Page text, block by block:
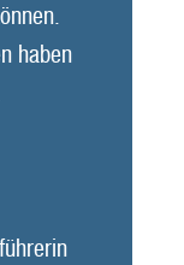
haben